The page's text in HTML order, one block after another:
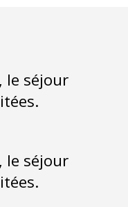
le séjour
le séjour